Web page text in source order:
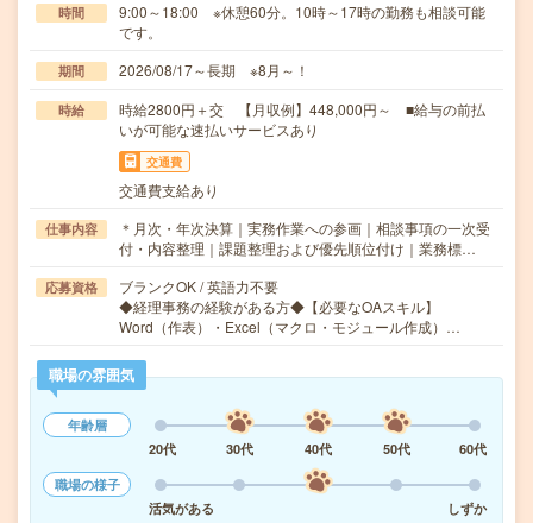
時間
9:00～18:00 ※休憩60分。10時～17時の勤務も相談可能
です。
期間 2026/08/17～長期 ※8月～！
時給
時給2800円＋交 【月収例】448,000円～ ■給与の前払
いが可能な速払いサービスあり
交通費
交通費支給あり
仕事内容
＊月次・年次決算｜実務作業への参画｜相談事項の一次受
付・内容整理｜課題整理および優先順位付け｜業務標…
応募資格
ブランクOK / 英語力不要
◆経理事務の経験がある方◆【必要なOAスキル】
Word（作表）・Excel（マクロ・モジュール作成）…
職場の雰囲気
年齢層
20代
30代 40代 50代
60代
職場の様子
活気がある
しずか